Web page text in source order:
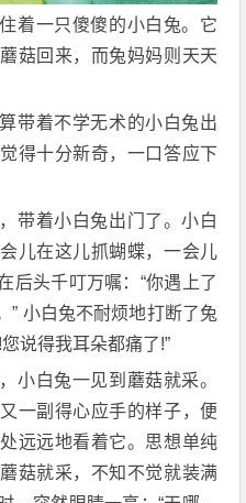
着一只傻傻的小白兔。它
菇回来，而兔妈妈则天天
带着不学无术的小白兔出
得十分新奇，一口答应下
带着小白兔出门了。小白
儿在这儿抓蝴蝶，一会儿
后头千叮万嘱：“你遇上了
小白兔不耐烦地打断了兔
说得我耳朵都痛了!”
小白兔一见到蘑菇就采。
一副得心应手的样子，便
远远地看着它。思想单纯
菇就采，不知不觉就装满